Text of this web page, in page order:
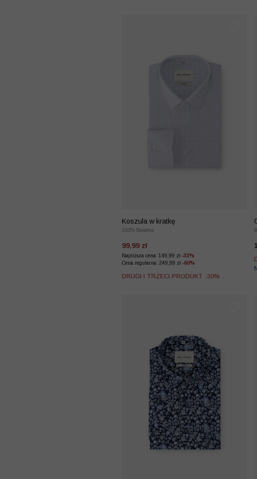
Koszula w kratkę
100% Bawełna
99,99 zł
Najniższa cena: 149,99 zł -33%
Cena regularna: 249,99 zł -60%
DRUGI I TRZECI PRODUKT -30%